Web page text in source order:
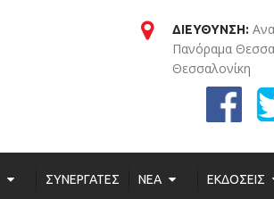
ΔΙΕΥΘΥΝΣΗ:
Πανόραμα
Θεσσαλονίκη
ΣΥΝΕΡΓΑΤΕΣ ΝΕΑ ΕΚΔΟΣΕΙΣ